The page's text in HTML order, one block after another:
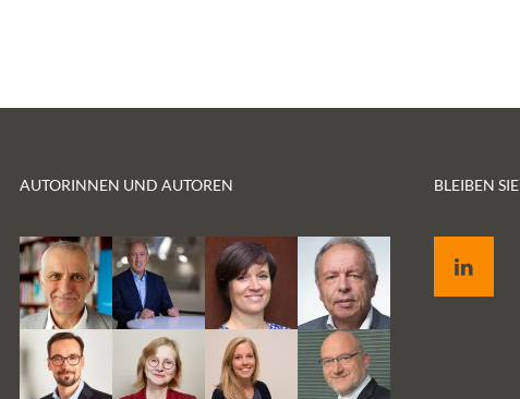
23. Januar 2020, um 16:00 Uhr möchten wir
Witten/Herdecke fragen: Wie (gut)
bei welchen Symptomen ist die Nutzung von
algorithmenbasierten Apps sinnvoll? Und
welchen Einfluss wird ihr Einsatz auf das
Arzt-Patienten-Verhältnis haben?
AUTORINNEN UND AUTOREN BLEIBEN